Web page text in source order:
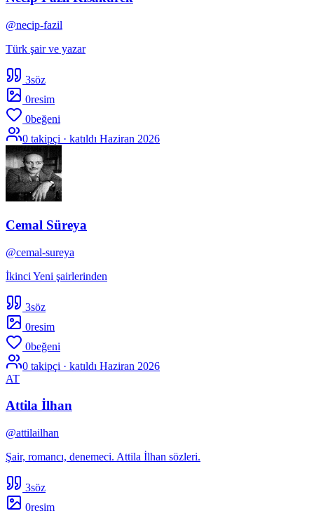
@necip-fazil
Türk şair ve yazar
3söz
0resim
0beğeni
0 takipçi · katıldı Haziran 2026
Cemal Süreya
@cemal-sureya
İkinci Yeni şairlerinden
3söz
0resim
0beğeni
0 takipçi · katıldı Haziran 2026
AT
Attila İlhan
@attilailhan
Şair, romancı, denemeci. Attila İlhan sözleri.
3söz
0resim